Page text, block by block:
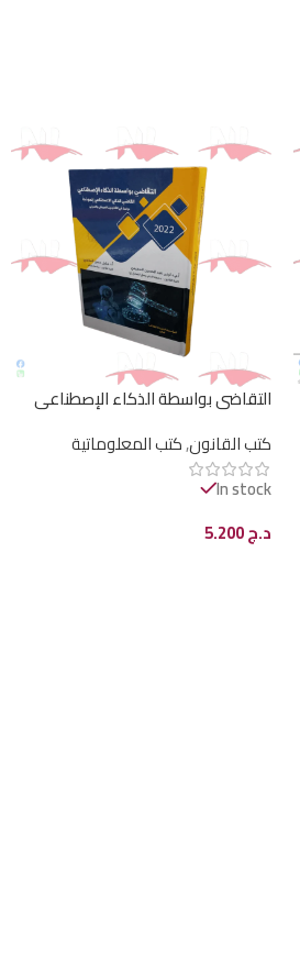
التقاضي بواسطة الذكاء الإصطناعي
كتب القانون,كتب المعلوماتية
In stock
د.ج5.200